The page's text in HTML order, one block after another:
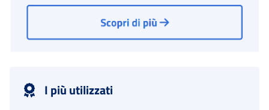
I più utilizzati